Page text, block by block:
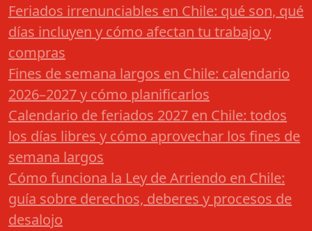
Feriados irrenunciables en Chile: qué son, qué
días incluyen y cómo afectan tu trabajo y
compras
Fines de semana largos en Chile: calendario
2026–2027 y cómo planificarlos
Calendario de feriados 2027 en Chile: todos
los días libres y cómo aprovechar los fines de
semana largos
Cómo funciona la Ley de Arriendo en Chile:
guía sobre derechos, deberes y procesos de
desalojo